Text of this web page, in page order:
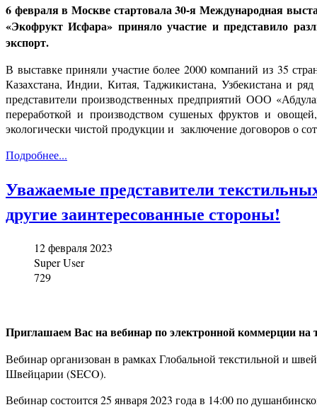
6 февраля в Москве стартовала 30-я Международная
«Экофрукт Исфара» приняло участие и представило
экспорт.
В выставке приняли участие более 2000 компаний из 35
Казахстана, Индии, Китая, Таджикистана, Узбекистана и
представители производственных предприятий ООО
переработкой и производством сушеных фруктов и
экологически чистой продукции и заключение договоров о
Подробнее...
Уважаемые представители
другие заинтересованные стороны!
12 февраля 2023
Super User
729
Приглашаем Вас на вебинар по электронной коммерции на
Вебинар организован в рамках Глобальной текстильной и
Швейцарии (SECO).
Вебинар состоится 25 января 2023 года в 14:00 по